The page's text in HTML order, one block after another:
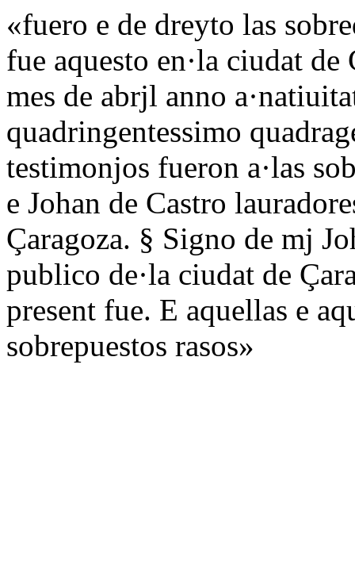
«fuero e de dreyto las
fue aquesto en·la ciudat
mes de abrjl anno
quadringentessimo
testimonjos fueron a·las
e Johan de Castro
Çaragoza. § Signo de mj
publico de·la ciudat de
present fue. E aquellas e
sobrepuestos rasos»